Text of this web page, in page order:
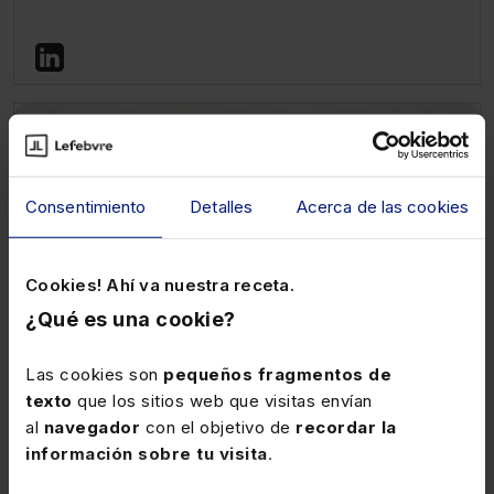
Consentimiento Detalles Acerca de las cookies
Cookies! Ahí va nuestra receta.
¿Qué es una cookie?
Las cookies son pequeños fragmentos de
texto que los sitios web que visitas envían
al navegador con el objetivo de recordar la
información sobre tu visita.